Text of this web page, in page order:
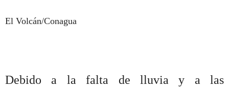
El Volcán/Conagua
Debido a la falta de lluvia y a las